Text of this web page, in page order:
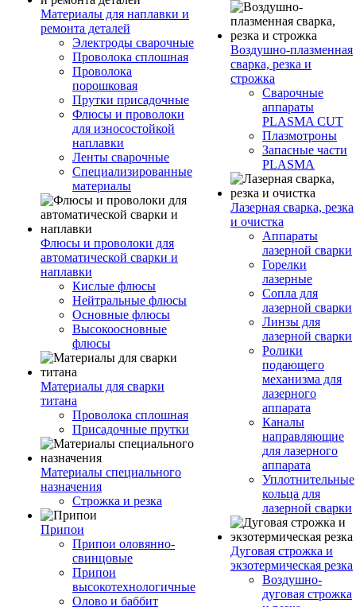
Материалы для наплавки и
ремонта деталей
Электроды сварочные
Проволока сплошная
Проволока
порошковая
Прутки присадочные
Флюсы и проволоки
для износостойкой
наплавки
Ленты сварочные
Специализированные
материалы
Флюсы и проволоки для
автоматической сварки и
наплавки
Кислые флюсы
Нейтральные флюсы
Основные флюсы
Высокоосновные
флюсы
Материалы для сварки
титана
Проволока сплошная
Присадочные прутки
Материалы специального
назначения
Строжка и резка
Припои
Припои оловянно-
свинцовые
Припои
высокотехнологичные
Олово и баббит
Воздушно-плазменная
сварка, резка и
строжка
Сварочные
аппараты
PLASMA CUT
Плазмотроны
Запасные части
PLASMA
Лазерная сварка, резка
и очистка
Аппараты
лазерной сварки
Горелки
лазерные
Сопла для
лазерной сварки
Линзы для
лазерной сварки
Ролики
подающего
механизма для
лазерного
аппарата
Каналы
направляющие
для лазерного
аппарата
Уплотнительные
кольца для
лазерной сварки
Дуговая строжка и
экзотермическая резка
Воздушно-
дуговая строжка